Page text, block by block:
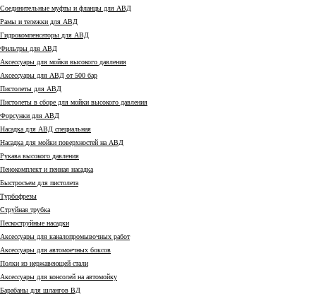
Соединительные муфты и фланцы для АВД
Рамы и тележки для АВД
Гидрокомпенсаторы для АВД
Фильтры для АВД
Аксессуары для мойки высокого давления
Аксессуары для АВД от 500 бар
Пистолеты для АВД
Пистолеты в сборе для мойки высокого давления
Форсунки для АВД
Насадка для АВД специальная
Насадка для мойки поверхностей на АВД
Рукава высокого давления
Пенокомплект и пенная насадка
Быстросъем для пистолета
Турбофрезы
Струйная трубка
Пескоструйные насадки
Аксессуары для каналопромывочных работ
Аксессуары для автомоечных боксов
Полки из нержавеющей стали
Аксессуары для консолей на автомойку
Барабаны для шлангов ВД